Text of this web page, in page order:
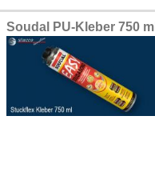
Soudal PU-Kleber 750 ml